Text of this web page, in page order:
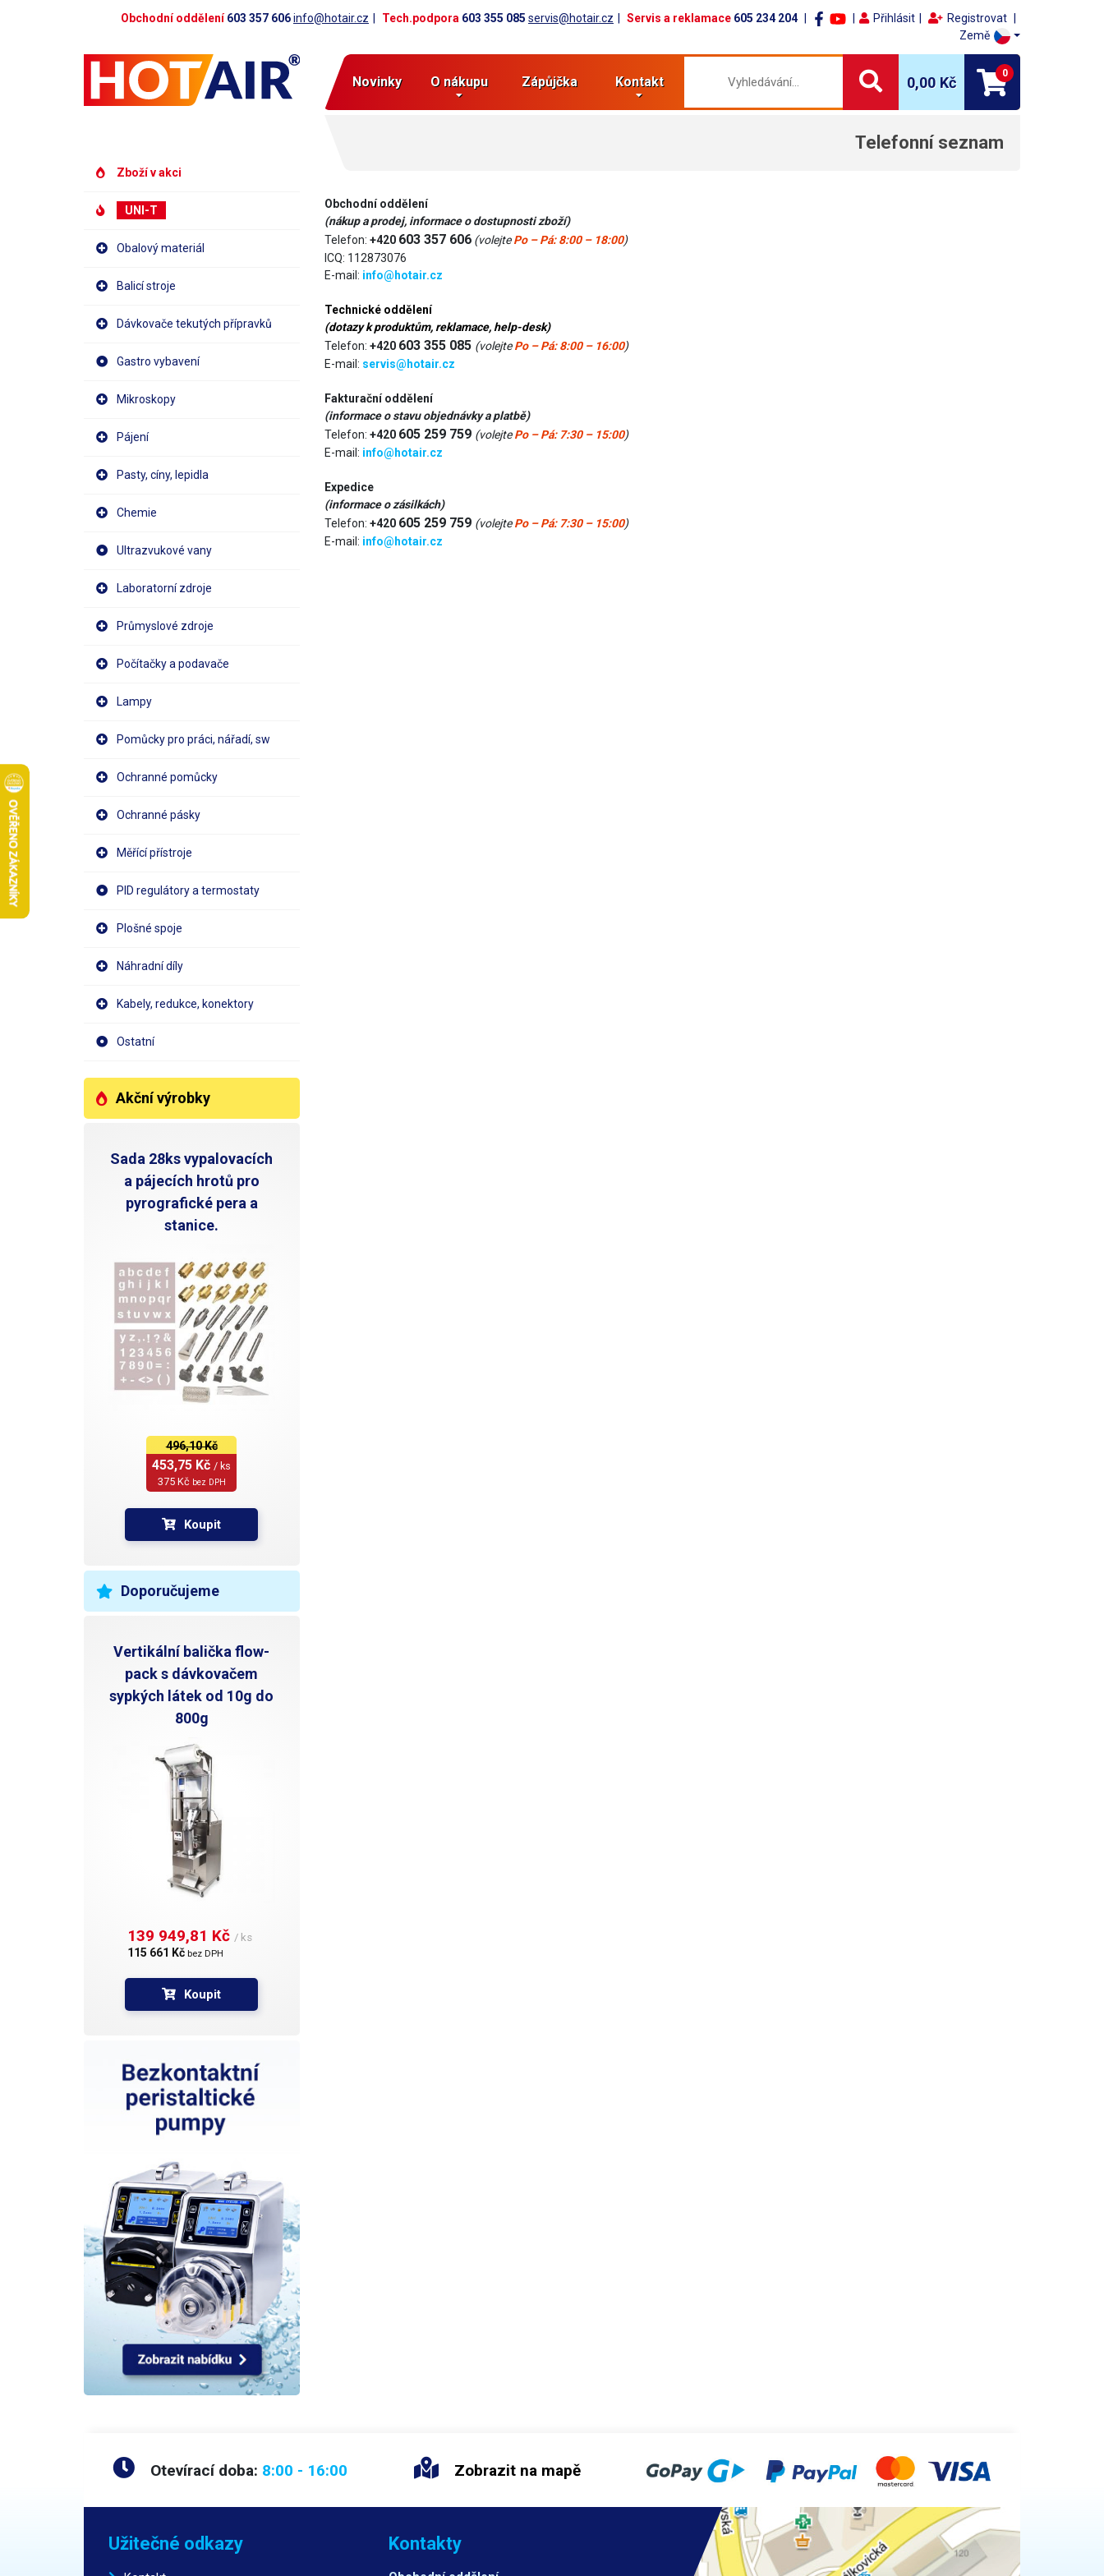
Obchodní oddělení603 357 606info@hotair.cz Tech.podpora 603 355 085 servis@hotair.cz Servis a reklamace 605 234 204 Přihlásit
Registrovat
Země
Novinky O nákupu Zápůjčka Kontakt 0,00 Kč
0
Zboží v akci
UNI-T
Obalový materiál
Balicí stroje
Dávkovače tekutých přípravků
Gastro vybavení
Mikroskopy
Pájení
Pasty, cíny, lepidla
Chemie
Ultrazvukové vany
Laboratorní zdroje
Průmyslové zdroje
Počítačky a podavače
Lampy
Pomůcky pro práci, nářadí, sw
Ochranné pomůcky
Ochranné pásky
Měřící přístroje
PID regulátory a termostaty
Plošné spoje
Náhradní díly
Kabely, redukce, konektory
Ostatní
Akční výrobky
Sada 28ks vypalovacích
a pájecích hrotů pro
pyrografické pera a
stanice.
496,10 Kč
453,75 Kč / ks
375 Kč bez DPH
Koupit
Doporučujeme
Vertikální balička flow-
pack s dávkovačem
sypkých látek od 10g do
800g
139 949,81 Kč / ks
115 661 Kč bez DPH
Koupit
Telefonní seznam
Obchodní oddělení
(nákup a prodej, informace o dostupnosti zboží)
Telefon: +420 603 357 606 (volejtePo – Pá: 8:00 – 18:00)
ICQ: 112873076
E-mail: info@hotair.cz
Technické oddělení
(dotazy k produktům, reklamace, help-desk)
Telefon: +420 603 355 085 (volejtePo – Pá: 8:00 – 16:00)
E-mail: servis@hotair.cz
Fakturační oddělení
(informace o stavu objednávky a platbě)
Telefon: +420 605 259 759 (volejtePo – Pá: 7:30 – 15:00)
E-mail: info@hotair.cz
Expedice
(informace o zásilkách)
Telefon: +420 605 259 759 (volejtePo – Pá: 7:30 – 15:00)
E-mail: info@hotair.cz
Otevírací doba: 8:00 - 16:00 Zobrazit na mapě
Užitečné odkazy Kontakty